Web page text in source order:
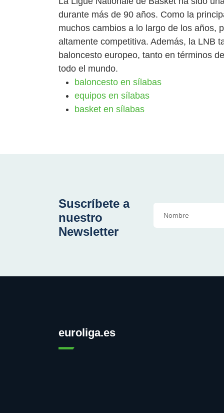
durante más de 90 años. Como la
muchos cambios a lo largo de los años,
altamente competitiva. Además, la LNB
baloncesto europeo, tanto en términos
todo el mundo.
baloncesto en sílabas
equipos en sílabas
basket en sílabas
Suscríbete a
nuestro
Newsletter
euroliga.es